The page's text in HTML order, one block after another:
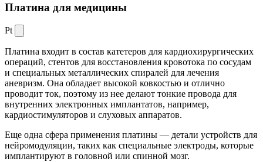
Платина для медицины
Pt
Платина входит в состав катетеров для кардиохирургических
операций, стентов для восстановления кровотока по сосудам
и специальных металлических спиралей для лечения
аневризм. Она обладает высокой ковкостью и отлично
проводит ток, поэтому из нее делают тонкие провода для
внутренних электронных имплантатов, например,
кардиостимуляторов и слуховых аппаратов.
Еще одна сфера применения платины — детали устройств для
нейромодуляции, таких как специальные электроды, которые
имплантируют в головной или спинной мозг.